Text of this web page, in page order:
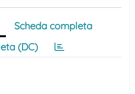
Scheda completa
(DC)